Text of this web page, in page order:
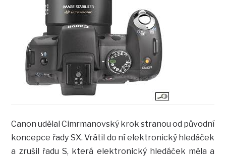
Canon udělal Cimrmanovský krok stranou od původní
koncepce řady SX. Vrátil do ní elektronický hledáček
a zrušil řadu S, která elektronický hledáček měla a